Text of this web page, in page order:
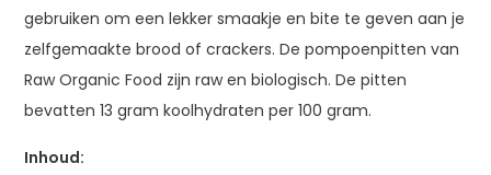
gebruiken om een lekker smaakje en bite te geven aan je
zelfgemaakte brood of crackers. De pompoenpitten van
Raw Organic Food zijn raw en biologisch. De pitten
bevatten 13 gram koolhydraten per 100 gram.
Inhoud: